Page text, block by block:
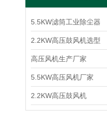
5.5KW滤筒工业除尘器
2.2KW高压鼓风机选型
高压风机生产厂家
5.5KW高压风机厂家
2.2KW高压鼓风机